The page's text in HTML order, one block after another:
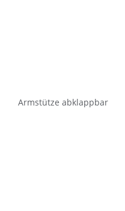
Armstütze abklappbar